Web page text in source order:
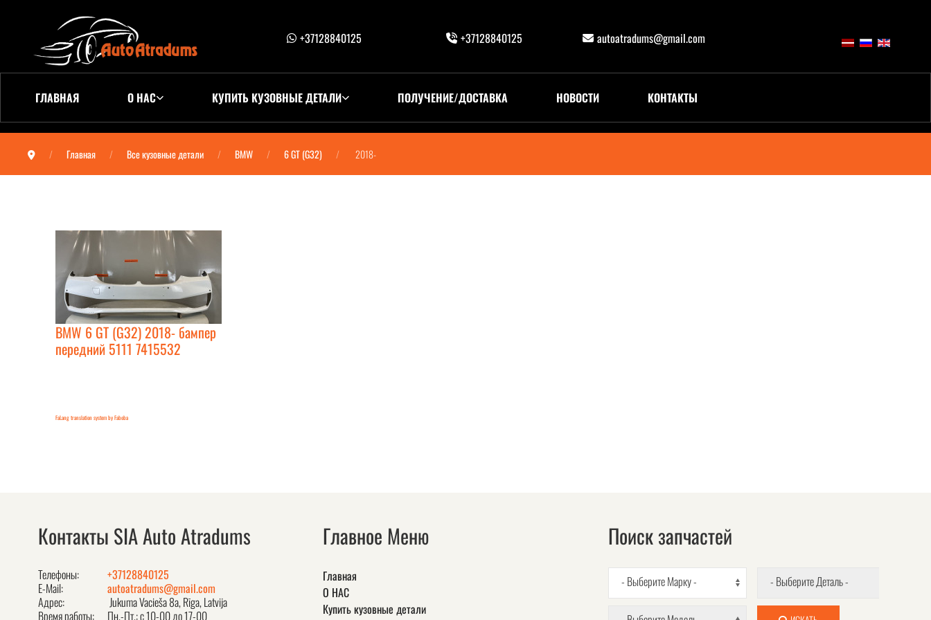
+37128840125 +37128840125 autoatradums@gmail.com
ГЛАВНАЯ О НАС КУПИТЬ КУЗОВНЫЕ ДЕТАЛИ ПОЛУЧЕНИЕ/ДОСТАВКА НОВОСТИ КОНТАКТЫ
Главная Все кузовные детали BMW 6 GT (G32) 2018-
BMW 6 GT (G32) 2018- бампер
передний 5111 7415532
FaLang translation system by Faboba
Контакты SIA Auto Atradums
Телефоны:
+37128840125
E-Mail:
autoatradums@gmail.com
Адрес:
Jukuma Vacieša 8a, Rīga, Latvija
Время работы:
Пн.-Пт.: с 10-00 до 17-00
Главное Меню
Главная
О НАС
Купить кузовные детали
Поиск запчастей
- Выберите Марку - - Выберите Деталь -